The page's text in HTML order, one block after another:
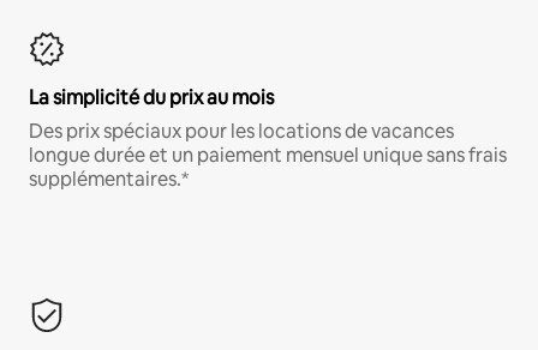
La simplicité du prix au mois
Des prix spéciaux pour les locations de vacances
longue durée et un paiement mensuel unique sans frais
supplémentaires.*